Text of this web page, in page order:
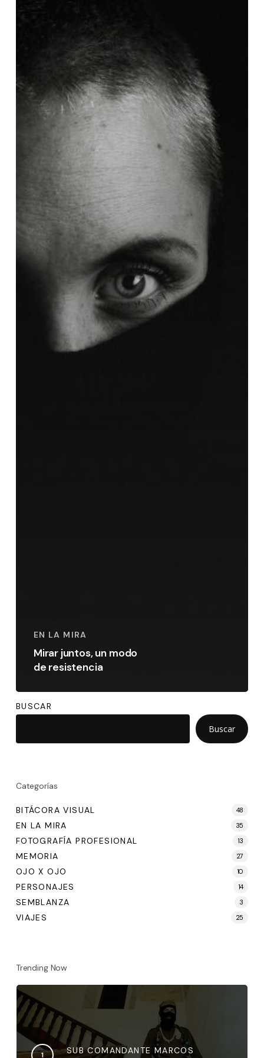
EN LA MIRA
Mirar juntos, un modo
de resistencia
BUSCAR
Buscar
Categorías
BITÁCORA VISUAL 48
EN LA MIRA 35
FOTOGRAFÍA PROFESIONAL 13
MEMORIA 27
OJO X OJO 10
PERSONAJES 14
SEMBLANZA 3
VIAJES 25
Trending Now
SUB COMANDANTE MARCOS